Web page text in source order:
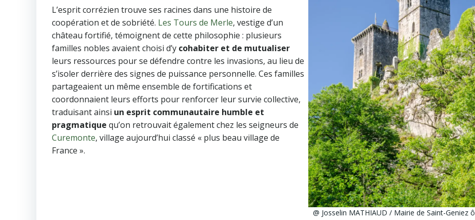
L’esprit corrézien trouve ses racines dans une histoire de
coopération et de sobriété. Les Tours de Merle, vestige d’un
château fortifié, témoignent de cette philosophie : plusieurs
familles nobles avaient choisi d’y cohabiter et de mutualiser
leurs ressources pour se défendre contre les invasions, au lieu de
s’isoler derrière des signes de puissance personnelle. Ces familles
partageaient un même ensemble de fortifications et
coordonnaient leurs efforts pour renforcer leur survie collective,
traduisant ainsi un esprit communautaire humble et
pragmatique qu’on retrouvait également chez les seigneurs de
Curemonte, village aujourd’hui classé « plus beau village de
France ».
@ Josselin MATHIAUD / Mairie de Saint-Geniez ô